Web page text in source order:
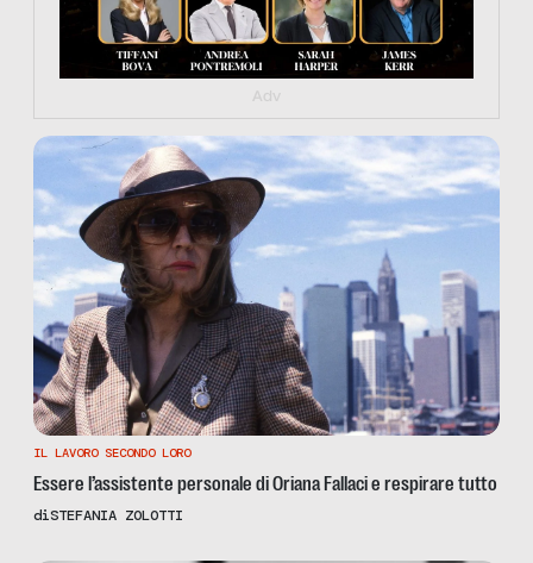
Adv
IL LAVORO SECONDO LORO
Essere l’assistente personale di Oriana Fallaci e respirare tutto
diSTEFANIA ZOLOTTI